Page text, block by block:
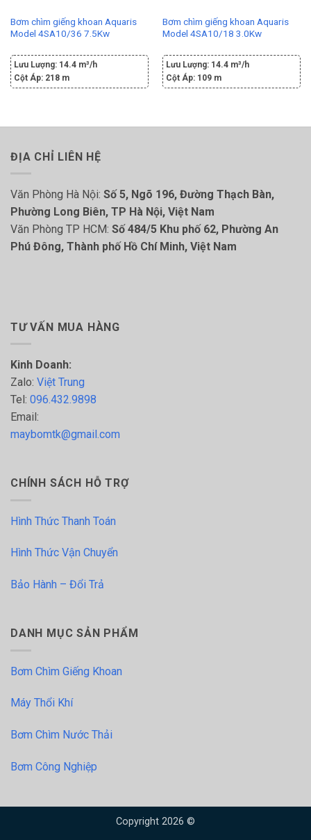
Bơm chìm giếng khoan Aquaris
Model 4SA10/36 7.5Kw
Lưu Lượng: 14.4 m³/h
Cột Áp: 218 m
Bơm chìm giếng khoan Aquaris
Model 4SA10/18 3.0Kw
Lưu Lượng: 14.4 m³/h
Cột Áp: 109 m
ĐỊA CHỈ LIÊN HỆ
Văn Phòng Hà Nội: Số 5, Ngõ 196, Đường Thạch Bàn,
Phường Long Biên, TP Hà Nội, Việt Nam
Văn Phòng TP HCM: Số 484/5 Khu phố 62, Phường An
Phú Đông, Thành phố Hồ Chí Minh, Việt Nam
TƯ VẤN MUA HÀNG
Kinh Doanh:
Zalo: Việt Trung
Tel: 096.432.9898
Email:
maybomtk@gmail.com
CHÍNH SÁCH HỖ TRỢ
Hình Thức Thanh Toán
Hình Thức Vận Chuyển
Bảo Hành – Đổi Trả
DANH MỤC SẢN PHẨM
Bơm Chìm Giếng Khoan
Máy Thổi Khí
Bơm Chìm Nước Thải
Bơm Công Nghiệp
Copyright 2026 ©